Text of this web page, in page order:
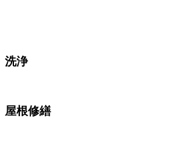
洗浄
屋根修繕